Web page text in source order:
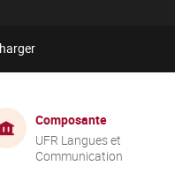
Composante
UFR Langues et
Communication